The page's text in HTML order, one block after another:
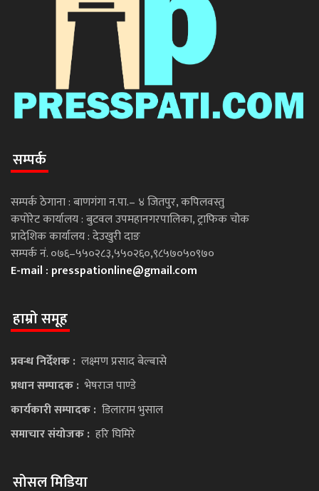
सम्पर्क
सम्पर्क ठेगाना : बाणगंगा न.पा.– ४ जितपुर, कपिलवस्तु
कपोरेट कार्यालय : बुटवल उपमहानगरपालिका, ट्राफिक चोक
प्रादेशिक कार्यालय : देउखुरी दाङ
सम्पर्क नं. ०७६–५५०२८३,५५०२६०,९८५७०५०९७०
E-mail : presspationline@gmail.com
हाम्रो समूह
प्रवन्ध निर्देशक : लक्ष्मण प्रसाद बेल्बासे
प्रधान सम्पादक : भेषराज पाण्डे
कार्यकारी सम्पादक : डिलाराम भुसाल
समाचार संयोजक : हरि घिमिरे
सोसल मिडिया